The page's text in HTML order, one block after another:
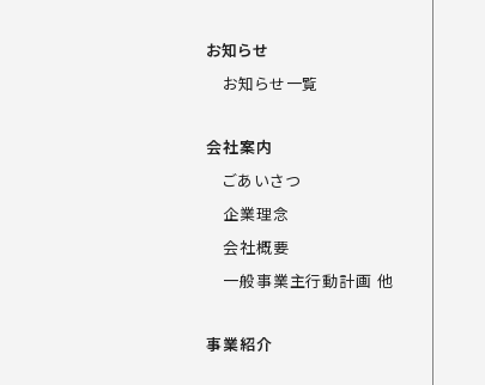
お知らせ
お知らせ一覧
会社案内
ごあいさつ
企業理念
会社概要
一般事業主行動計画 他
事業紹介